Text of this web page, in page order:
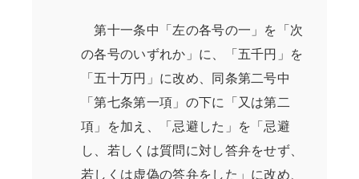
第十一条中「左の各号の一」を「次
の各号のいずれか」に、「五千円」を
「五十万円」に改め、同条第二号中
「第七条第一項」の下に「又は第二
項」を加え、「忌避した」を「忌避
し、若しくは質問に対し答弁をせず、
若しくは虚偽の答弁をした」に改め、